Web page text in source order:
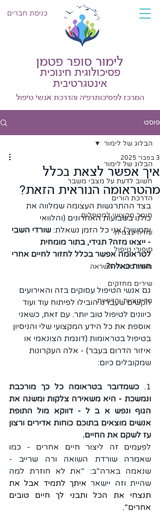
לימור סופר פטמן
פסיכולוגית חינוכית
אינטגרטיבית
המרכז לפסיכותרפיה והדרכת אנשי טיפול
כניסת חברים
פוסט
הבלוג של לימור
חשוב לדעת על מצבי משבר
הדרכת הורים
חומר מקצועי למטפלים
עזרה עצמית
סיפורי טיפול
מאגר סיפורי השראה
שירים מחזקים
מדיטציות והרפיות
הבלוג של לימור
איך אפשר לצאת בכלל
מהטראומה הנוראית הזאת?
3 בפבר׳ 2025
בצד ההתרגשות העצומה שמלווה את
כולנו בשבועות האחרונים (והלוואי
ותמשיך) אני כל הזמן נשאלת: שורדי השבי
- ייצאו מזה? תגידי, בתור מומחית
לטראומה אפשר בכלל לחזור לחיים אחרי
חוויות כאלה?
גם אנשי הטיפול עסוקים בזה והאירועים
הקשים שעברנו הובילו לפיתוח עוד ועוד
כיוונים לטיפול טוב יותר. עם זאת, כשאני
אוספת את כל הידע המקצועי שלי והניסיון
בטיפול בטראומות (דוגמת הצונאמי או
איזור הדרום בעבר) - אלה העקרונות
שמקובלים כיום:
1.
עז לשקם את החיים.
שהיית וזה יישאר
אחרים".